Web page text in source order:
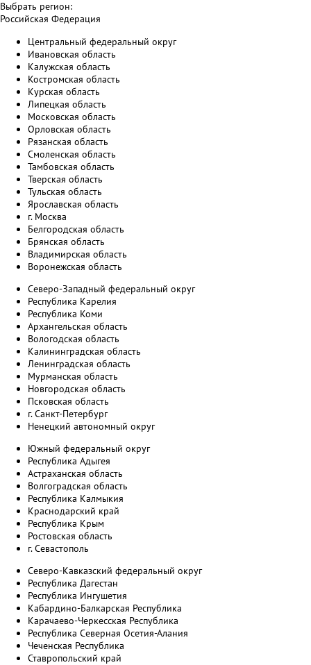
Выбрать регион:
Российская Федерация
Центральный федеральный округ
Ивановская область
Калужская область
Костромская область
Курская область
Липецкая область
Московская область
Орловская область
Рязанская область
Смоленская область
Тамбовская область
Тверская область
Тульская область
Ярославская область
г. Москва
Белгородская область
Брянская область
Владимирская область
Воронежская область
Северо-Западный федеральный округ
Республика Карелия
Республика Коми
Архангельская область
Вологодская область
Калининградская область
Ленинградская область
Мурманская область
Новгородская область
Псковская область
г. Санкт-Петербург
Ненецкий автономный округ
Южный федеральный округ
Республика Адыгея
Астраханская область
Волгоградская область
Республика Калмыкия
Краснодарский край
Республика Крым
Ростовская область
г. Севастополь
Северо-Кавказский федеральный округ
Республика Дагестан
Республика Ингушетия
Кабардино-Балкарская Республика
Карачаево-Черкесская Республика
Республика Северная Осетия-Алания
Чеченская Республика
Ставропольский край